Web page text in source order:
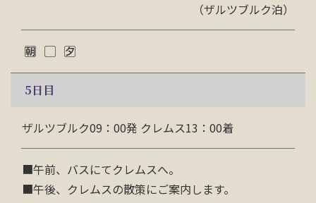
（ザルツブルク泊）
5日目
ザルツブルク09：00発 クレムス13：00着
■午前、バスにてクレムスへ。
■午後、クレムスの散策にご案内します。